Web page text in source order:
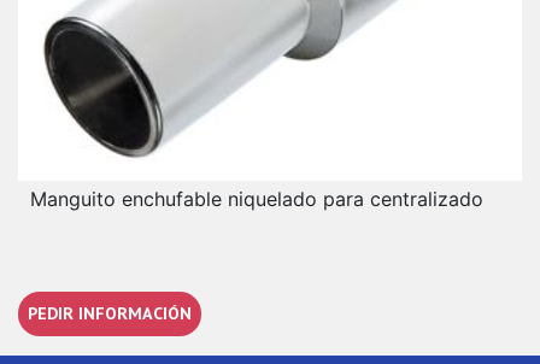
Manguito enchufable niquelado para centralizado
PEDIR INFORMACIÓN